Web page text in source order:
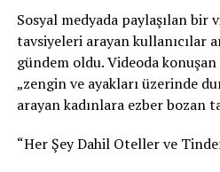
Sosyal medyada paylaşılan bir
tavsiyeleri arayan kullanıcılar
gündem oldu. Videoda
„zengin ve ayakları üzerinde
arayan kadınlara ezber bozan
“Her Şey Dahil Oteller ve